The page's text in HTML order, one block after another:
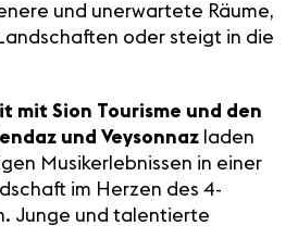
und unerwartete Räume,
oder steigt in die
mit Sion Tourisme und den
und Veysonnaz laden
Musikerlebnissen in einer
im Herzen des 4-
Junge und talentierte